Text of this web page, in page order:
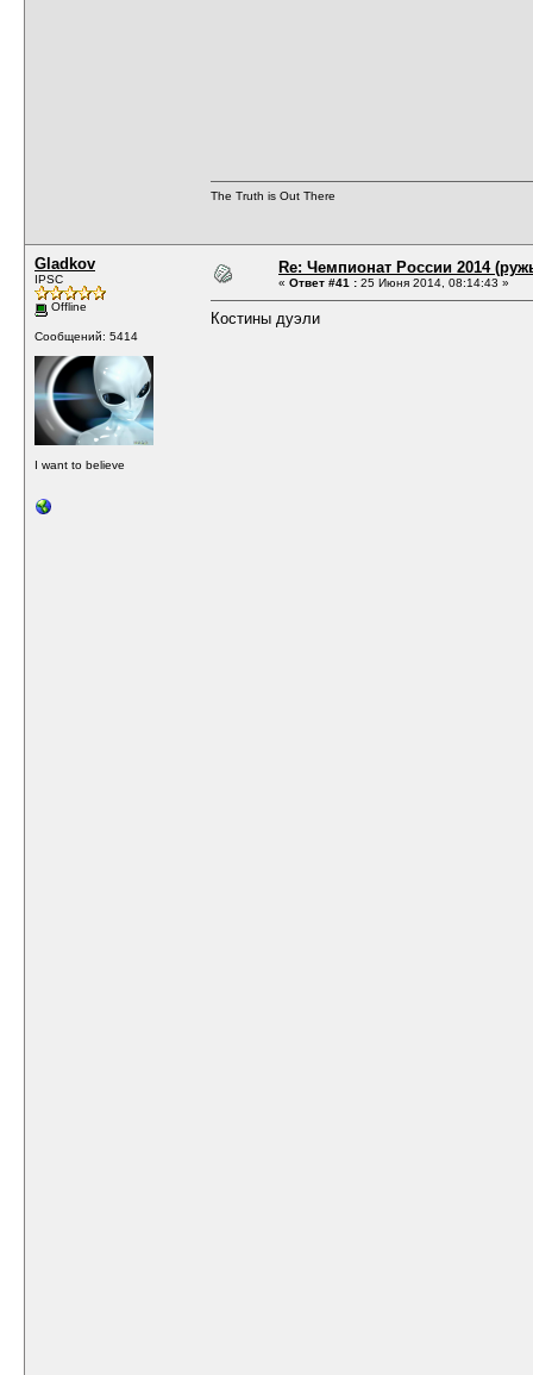
The Truth is Out There
Gladkov
IPSC
Offline
Сообщений: 5414
I want to believe
Re: Чемпионат России 2014
« Ответ #41 : 25 Июня 2014, 08:14:43 »
Костины дуэли